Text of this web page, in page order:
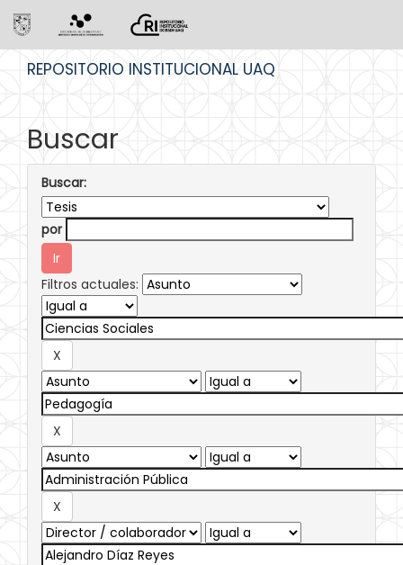
REPOSITORIO INSTITUCIONAL UAQ
Buscar
Buscar:
por
Filtros actuales: